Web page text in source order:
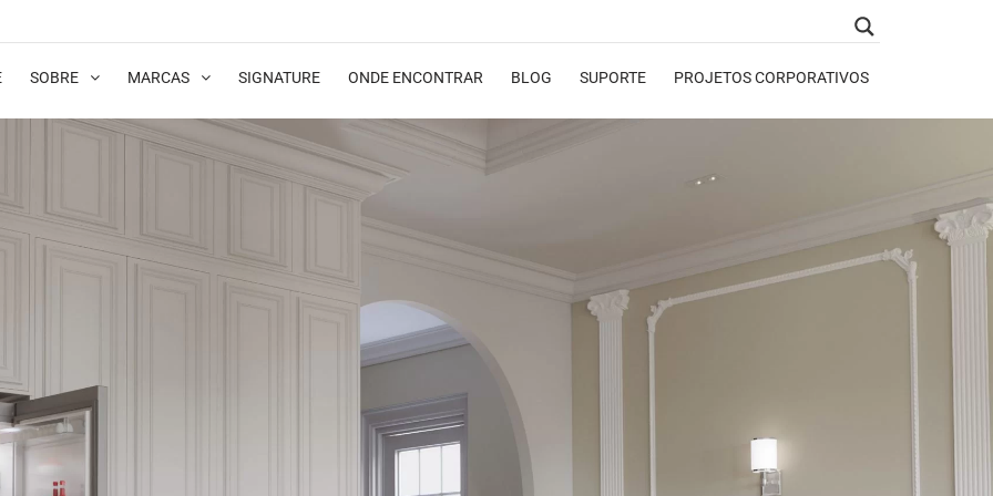
SOBRE MARCAS SIGNATURE ONDE ENCONTRAR BLOG SUPORTE PROJETOS CORPORATIVOS